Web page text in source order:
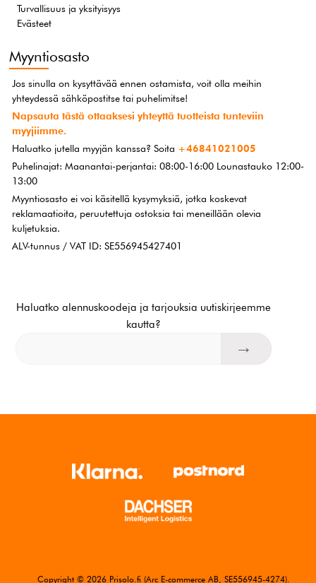
Turvallisuus ja yksityisyys
Evästeet
Myyntiosasto
Jos sinulla on kysyttävää ennen ostamista, voit olla meihin
yhteydessä sähköpostitse tai puhelimitse!
Napsauta tästä ottaaksesi yhteyttä tuotteista tunteviin
myyjiimme.
Haluatko jutella myyjän kanssa? Soita +46841021005
Puhelinajat: Maanantai-perjantai: 08:00-16:00 Lounastauko 12:00-
13:00
Myyntiosasto ei voi käsitellä kysymyksiä, jotka koskevat
reklamaatioita, peruutettuja ostoksia tai meneillään olevia
kuljetuksia.
ALV-tunnus / VAT ID: SE556945427401
Haluatko alennuskoodeja ja tarjouksia uutiskirjeemme
kautta?
Copyright © 2026 Prisolo.fi (Arc E-commerce AB, SE556945-4274).